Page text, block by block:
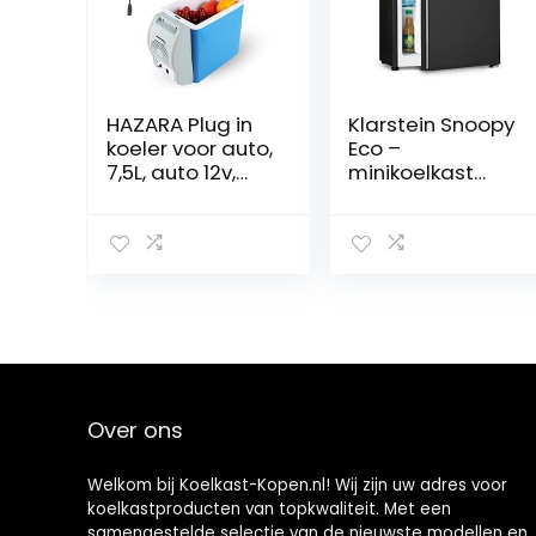
HAZARA Plug in
koeler voor auto,
7,5L, auto 12v,
met koel- en
voertuigen
Klarstein Snoopy
Eco –
minikoelkast
liter vriesvak,
Over ons
Welkom bij Koelkast-Kopen.nl! Wij zijn uw adres voor
koelkastproducten van topkwaliteit. Met een